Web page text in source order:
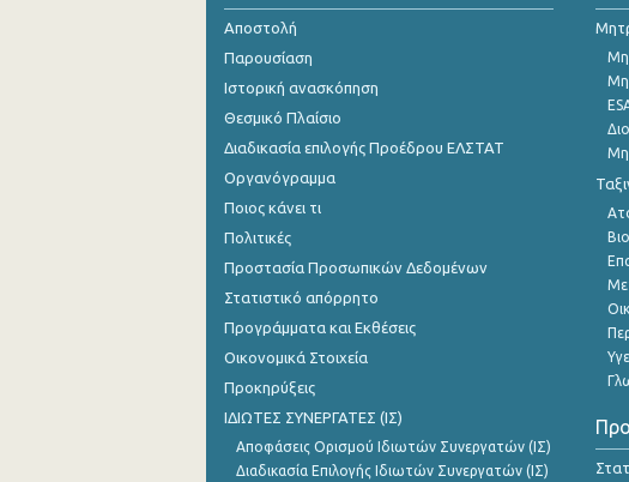
Αποστολή
Παρουσίαση
Ιστορική ανασκόπηση
Θεσμικό Πλαίσιο
Διαδικασία επιλογής Προέδρου ΕΛΣΤΑΤ
Οργανόγραμμα
Ποιος κάνει τι
Πολιτικές
Προστασία Προσωπικών Δεδομένων
Στατιστικό απόρρητο
Προγράμματα και Εκθέσεις
Οικονομικά Στοιχεία
Προκηρύξεις
ΙΔΙΩΤΕΣ ΣΥΝΕΡΓΑΤΕΣ (ΙΣ)
Αποφάσεις Ορισμού Ιδιωτών Συνεργατών (ΙΣ)
Διαδικασία Επιλογής Ιδιωτών Συνεργατών (ΙΣ)